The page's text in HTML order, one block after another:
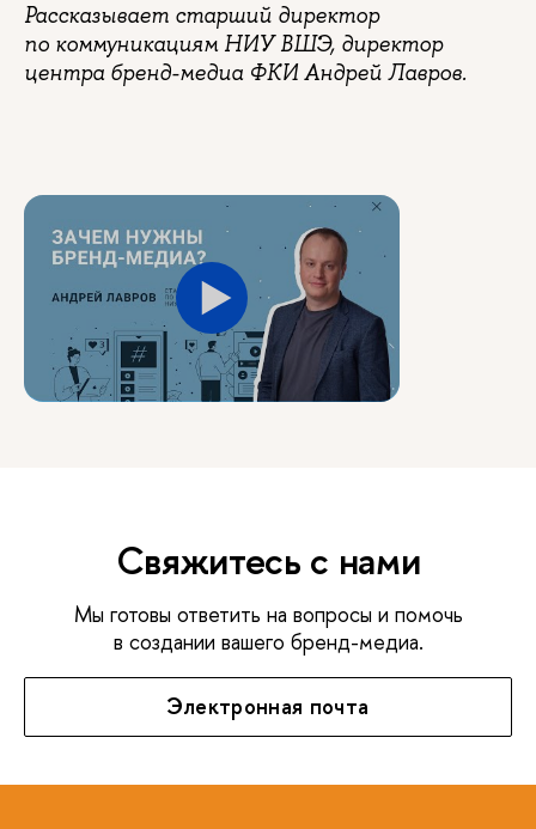
Рассказывает старший директор
по коммуникациям НИУ ВШЭ, директор
центра бренд-медиа ФКИ Андрей Лавров.
Свяжитесь с нами
Мы готовы ответить на вопросы и помочь
в создании вашего бренд-медиа.
Электронная почта